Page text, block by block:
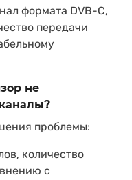
формата DVB-C,
передачи
не
проблемы:
количество
с